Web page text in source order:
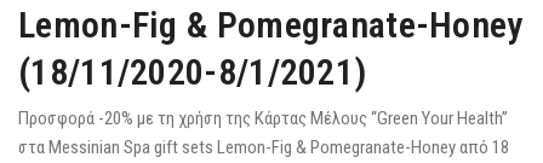
Lemon-Fig & Pomegranate-Honey
(18/11/2020-8/1/2021)
Προσφορά -20% με τη χρήση της Κάρτας Μέλους “Green Your Health”
στα Messinian Spa gift sets Lemon-Fig & Pomegranate-Honey από 18